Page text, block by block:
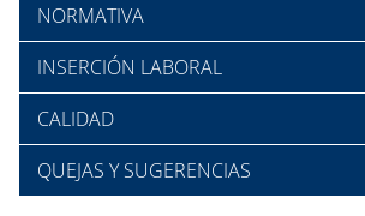
NORMATIVA
INSERCIÓN LABORAL
CALIDAD
QUEJAS Y SUGERENCIAS